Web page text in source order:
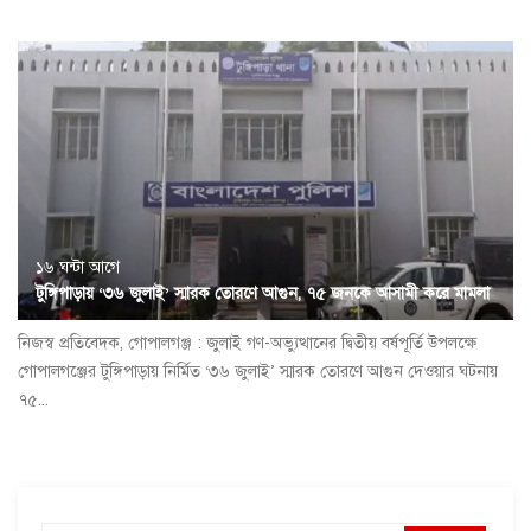
১৬ ঘন্টা আগে
টুঙ্গিপাড়ায় ‘৩৬ জুলাই’ স্মারক তোরণে আগুন, ৭৫ জনকে আসামী করে মামলা
নিজস্ব প্রতিবেদক, গোপালগঞ্জ : জুলাই গণ-অভ্যুত্থানের দ্বিতীয় বর্ষপূর্তি উপলক্ষে
গোপালগঞ্জের টুঙ্গিপাড়ায় নির্মিত ‘৩৬ জুলাই’ স্মারক তোরণে আগুন দেওয়ার ঘটনায়
৭৫...